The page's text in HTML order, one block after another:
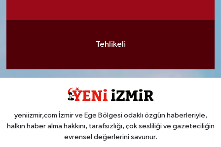
Tehlikeli
yeniizmir,com İzmir ve Ege Bölgesi odaklı özgün haberleriyle,
halkın haber alma hakkını, tarafsızlığı, çok sesliliği ve gazeteciliğin
evrensel değerlerini savunur.